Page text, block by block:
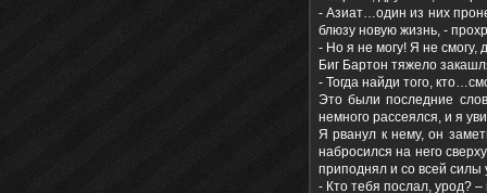
- Азиат…один из них
блюзу новую жизнь, -
- Но я не могу! Я не смогу,
Биг Бартон тяжело
- Тогда найди того,
Это были последние
немного рассеялся, и я
Я рванул к нему, он
набросился на него
приподнял и со всей силы
- Кто тебя послал, урод? –